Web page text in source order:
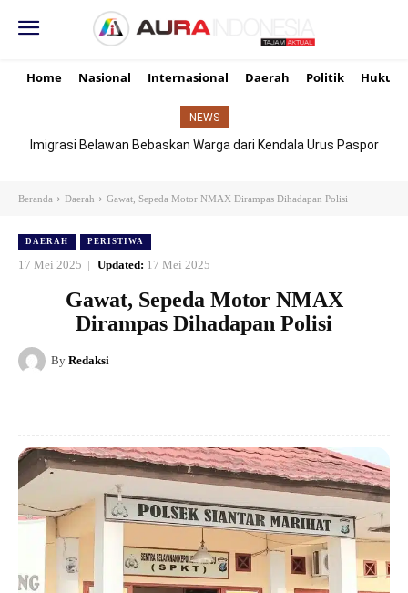
Home Nasional Internasional Daerah Politik Hukum
NEWS
Imigrasi Belawan Bebaskan Warga dari Kendala Urus Paspor
Beranda Daerah Gawat, Sepeda Motor NMAX Dirampas Dihadapan Polisi
DAERAH PERISTIWA
17 Mei 2025 Updated: 17 Mei 2025
Gawat, Sepeda Motor NMAX
Dirampas Dihadapan Polisi
By Redaksi